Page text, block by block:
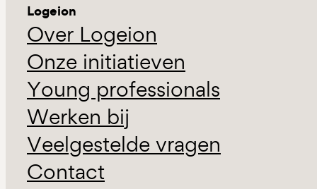
Logeion
Over Logeion
Onze initiatieven
Young professionals
Werken bij
Veelgestelde vragen
Contact